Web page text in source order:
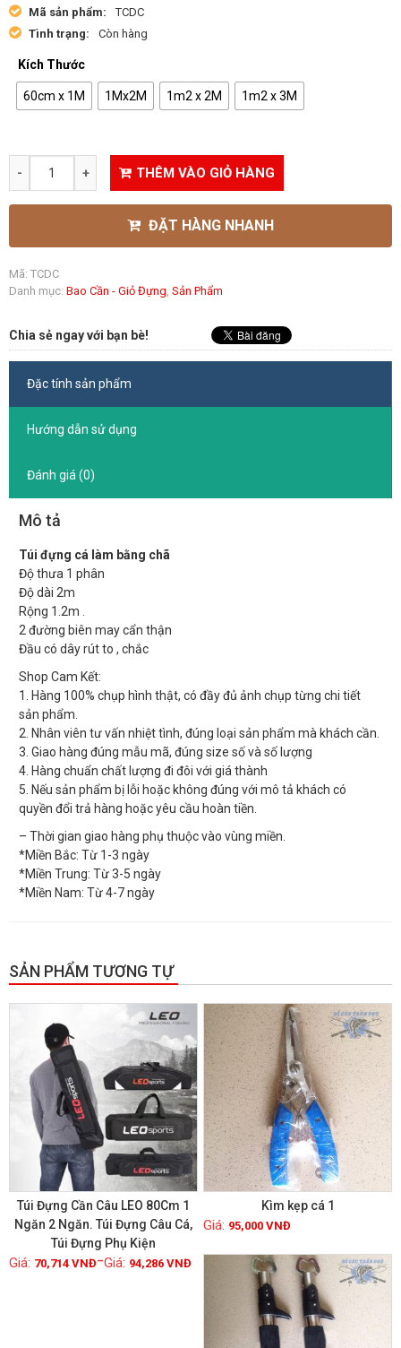
Mã sản phẩm:
TCDC
Tình trạng:
Còn hàng
Kích Thước
60cm x 1M 1Mx2M 1m2 x 2M 1m2 x 3M
THÊM VÀO GIỎ HÀNG
ĐẶT HÀNG NHANH
Mã: TCDC
Danh mục: Bao Cần - Giỏ Đựng, Sản Phẩm
Chia sẻ ngay với bạn bè!
Đặc tính sản phẩm
Hướng dẫn sử dụng
Đánh giá (0)
Mô tả
Túi đựng cá làm bằng chã
Độ thưa 1 phân
Độ dài 2m
Rộng 1.2m .
2 đường biên may cẩn thận
Đầu có dây rút to , chắc
Shop Cam Kết:
1. Hàng 100% chụp hình thật, có đầy đủ ảnh chụp từng chi tiết
sản phẩm.
2. Nhân viên tư vấn nhiệt tình, đúng loại sản phẩm mà khách cần.
3. Giao hàng đúng mẫu mã, đúng size số và số lượng
4. Hàng chuẩn chất lượng đi đôi với giá thành
5. Nếu sản phẩm bị lỗi hoặc không đúng với mô tả khách có
quyền đổi trả hàng hoặc yêu cầu hoàn tiền.
– Thời gian giao hàng phụ thuộc vào vùng miền.
*Miền Bắc: Từ 1-3 ngày
*Miền Trung: Từ 3-5 ngày
*Miền Nam: Từ 4-7 ngày
SẢN PHẨM TƯƠNG TỰ
Xem chi tiết
Túi Đựng Cần Câu LEO 80Cm 1
Ngăn 2 Ngăn. Túi Đựng Câu Cá,
Túi Đựng Phụ Kiện
70,714 VNĐ– 94,286 VNĐ Xem chi tiết
Kìm kẹp cá 1
95,000 VNĐ